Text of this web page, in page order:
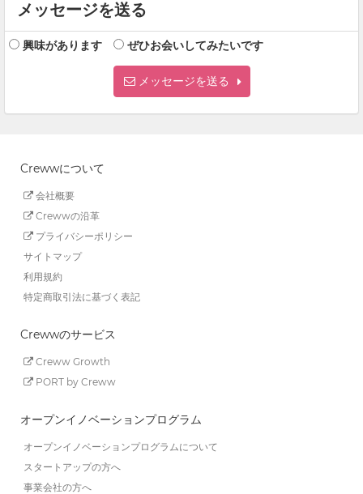
メッセージを送る
興味があります ぜひお会いしてみたいです
メッセージを送る
Crewwについて
会社概要
Crewwの沿革
プライバシーポリシー
サイトマップ
利用規約
特定商取引法に基づく表記
Crewwのサービス
Creww Growth
PORT by Creww
オープンイノベーションプログラム
オープンイノベーションプログラムについて
スタートアップの方へ
事業会社の方へ